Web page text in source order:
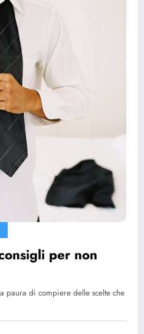
per non
paura di compiere delle scelte che